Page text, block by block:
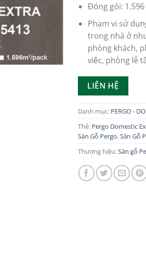
Đóng gói:
Phạm vi sử
trong nhà ở
phòng khách,
việc, phòng lễ
LIÊN HỆ
Danh mục: PERGO -
Thẻ: Pergo Domestic
Sàn Gỗ Pergo,Sàn Gỗ
Thương hiệu:Sàn gỗ